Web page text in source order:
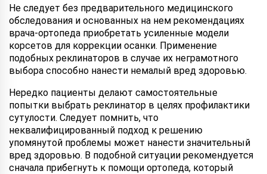
Не следует без предварительного медицинского
обследования и основанных на нем рекомендациях
врача-ортопеда приобретать усиленные модели
корсетов для коррекции осанки. Применение
подобных реклинаторов в случае их неграмотного
выбора способно нанести немалый вред здоровью.
Нередко пациенты делают самостоятельные
попытки выбрать реклинатор в целях профилактики
сутулости. Следует помнить, что
неквалифицированный подход к решению
упомянутой проблемы может нанести значительный
вред здоровью. В подобной ситуации рекомендуется
сначала прибегнуть к помощи ортопеда, который